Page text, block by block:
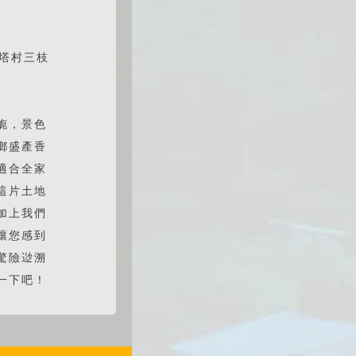
村三枝
，景色
盛產香
合全家
片土地
上我們
您感到
險逤溯
下吧！